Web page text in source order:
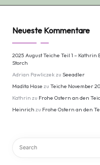
Neueste Kommentare
2025 August Teiche Teil 1 – Kathrin
Storch
Adrian Pawliczek zu Seeadler
Madita Hase zu Teiche November
Kathrin zu Frohe Ostern an den
Heinrich zu Frohe Ostern an den